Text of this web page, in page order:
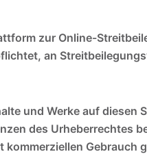
zur Online-
an
und Werke auf
des